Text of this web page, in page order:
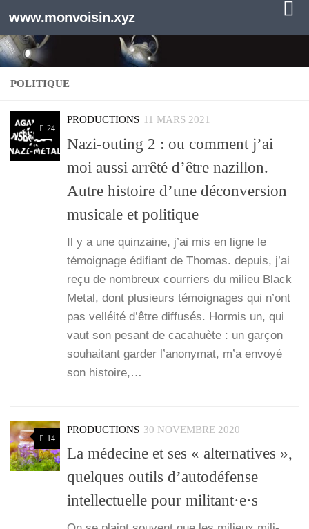
Au dessous du contenu
www.monvoisin.xyz
POLITIQUE
24
PRODUCTIONS 11 MARS 2021
Nazi-outing 2 : ou comment j’ai
moi aussi arrêté d’être nazillon.
Autre histoire d’une déconversion
musicale et politique
Il y a une quin­zaine, j’ai mis en ligne le
témoi­gnage édi­fiant de Tho­mas. depuis, j’ai
reçu de nom­breux cour­riers du milieu Black
Metal, dont plu­sieurs témoi­gnages qui n’ont
pas vel­léi­té d’être dif­fu­sés. Hor­mis un, qui
vaut son pesant de caca­huète : un gar­çon
sou­hai­tant gar­der l’a­no­ny­mat, m’a envoyé
son his­toire,…
14
PRODUCTIONS 30 NOVEMBRE 2020
La médecine et ses « alternatives »,
quelques outils d’autodéfense
intellectuelle pour militant·e·s